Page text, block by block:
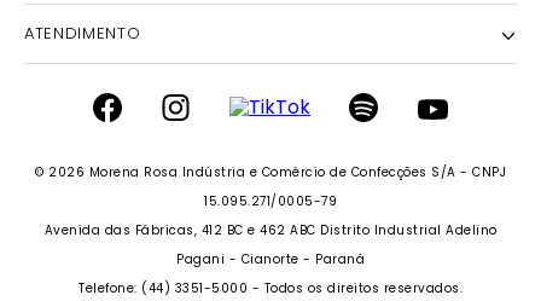
NOSSAS LOJAS
POLÍTICA DE PRIVACIDADE
INSTITUTO MORENA ROSA
SEJA UM FRANQUEADO
TROQUE FÁCIL
PERSONAL SHOPPER
ATENDIMENTO
FALECONOSCO@IODICE.COM.BR
DAS 08 ÀS 18H
© 2026 Morena Rosa Indústria e Comércio de Confecções S/A - CNPJ
15.095.271/0005-79
Avenida das Fábricas, 412 BC e 462 ABC Distrito Industrial Adelino
Pagani - Cianorte - Paraná
Telefone: (44) 3351-5000 - Todos os direitos reservados.